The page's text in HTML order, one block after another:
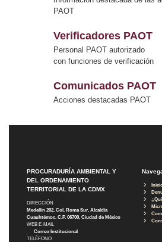
PAOT
Verificadores PAOT
Personal PAOT autorizado
con funciones de verificación
Comunicados PAOT
Acciones destacadas PAOT
PROCURADURÍA AMBIENTAL Y
DEL ORDENAMIENTO
TERRITORIAL DE LA CDMX
DIRECCIÓN
Medellín 202, Col. Roma Sur, Alcaldía
Cuauhtémoc, C.P. 06700, Ciudad de México
WEB E-MAIL
Correo Institucional
TELÉFONO